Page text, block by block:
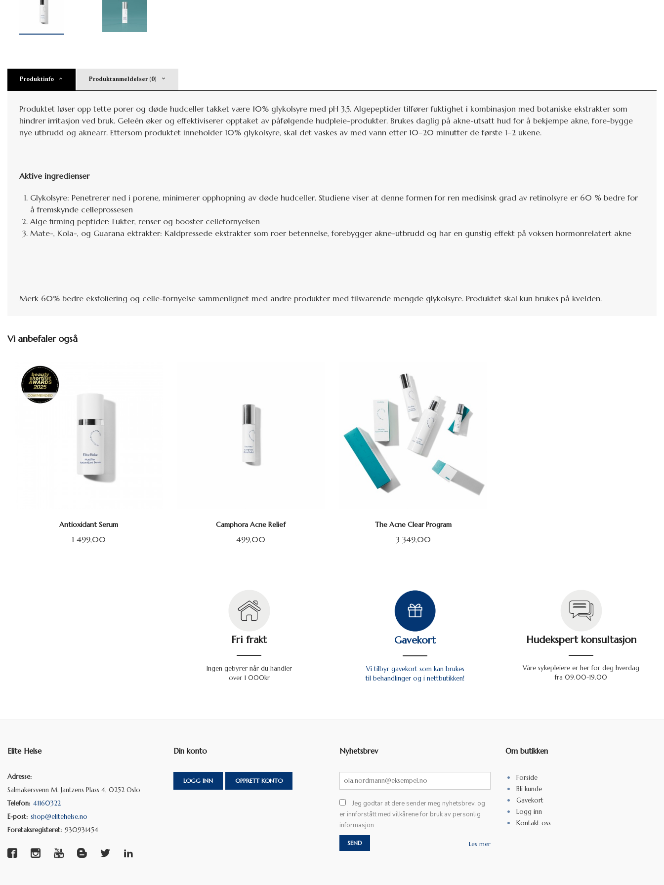
Produktinfo Produktanmeldelser (0)
Produktet løser opp tette porer og døde hudceller takket være 10% glykolsyre med pH 3.5. Algepeptider tilfører fuktighet i kombinasjon med botaniske ekstrakter som
hindrer irritasjon ved bruk. Geleén øker og effektiviserer opptaket av påfølgende hudpleie-produkter. Brukes daglig på akne-utsatt hud for å bekjempe akne, fore-bygge
nye utbrudd og aknearr. Ettersom produktet inneholder 10% glykolsyre, skal det vaskes av med vann etter 10–20 minutter de første 1–2 ukene.
Aktive ingredienser
Glykolsyre: Penetrerer ned i porene, minimerer opphopning av døde hudceller. Studiene viser at denne formen for ren medisinsk grad av retinolsyre er 60 % bedre for
å fremskynde celleprossesen
Alge firming peptider: Fukter, renser og booster cellefornyelsen
Mate-, Kola-, og Guarana ektrakter: Kaldpressede ekstrakter som roer betennelse, forebygger akne-utbrudd og har en gunstig effekt på voksen hormonrelatert akne
Merk 60% bedre eksfoliering og celle-fornyelse sammenlignet med andre produkter med tilsvarende mengde glykolsyre. Produktet skal kun brukes på kvelden.
Vi anbefaler også
Antioxidant Serum
Pris
1 499,00
Camphora Acne Relief
Pris
499,00
The Acne Clear Program
Pris
3 349,00
Fri frakt
Ingen gebyrer når du handler
over 1 000kr
Gavekort
Vi tilbyr gavekort som kan brukes
til behandlinger og i nettbutikken!
Hudekspert konsultasjon
Våre sykepleiere er her for deg hverdag
fra 09.00-19.00
Elite Helse
Adresse:
Salmakersvenn M. Jantzens Plass 4, 0252 Oslo
Telefon: 41160322
E-post: shop@elitehelse.no
Foretaksregisteret: 930931454
Din konto
LOGG INN OPPRETT KONTO
Nyhetsbrev
Jeg godtar at dere sender meg nyhetsbrev, og
er innforstått med vilkårene for bruk av personlig
informasjon
Les mer
Om butikken
Forside
Bli kunde
Gavekort
Logg inn
Kontakt oss